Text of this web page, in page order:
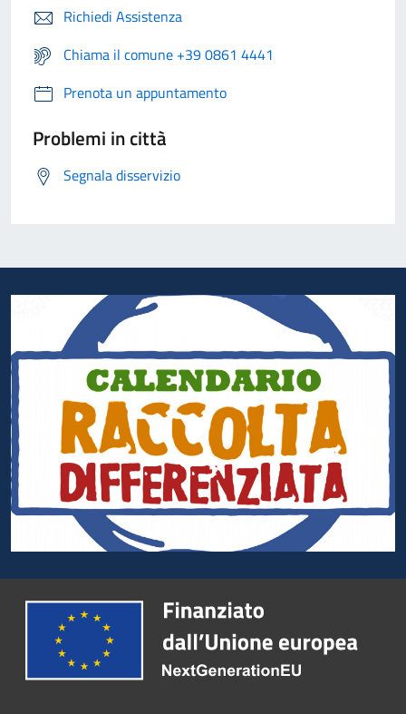
Richiedi Assistenza
Chiama il comune +39 0861 4441
Prenota un appuntamento
Problemi in città
Segnala disservizio